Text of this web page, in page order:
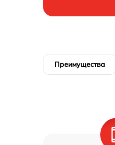
Преимущества